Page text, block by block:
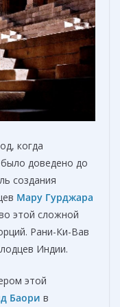
когда
доведено до
создания
Мару Гурджара
этой сложной
Рани-Ки-Вав
Индии.
этой
Баори в